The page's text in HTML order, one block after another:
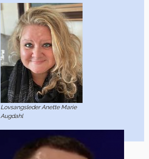
Lovsangsleder Anette Marie
Augdahl